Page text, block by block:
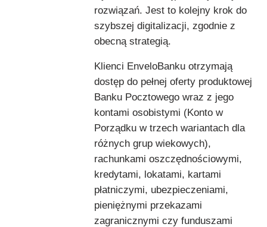
rozwiązań. Jest to kolejny krok do
szybszej digitalizacji, zgodnie z
obecną strategią.
Klienci EnveloBanku otrzymają
dostęp do pełnej oferty produktowej
Banku Pocztowego wraz z jego
kontami osobistymi (Konto w
Porządku w trzech wariantach dla
różnych grup wiekowych),
rachunkami oszczędnościowymi,
kredytami, lokatami, kartami
płatniczymi, ubezpieczeniami,
pieniężnymi przekazami
zagranicznymi czy funduszami